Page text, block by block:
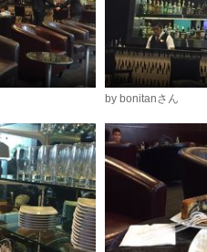
by bonitanさん